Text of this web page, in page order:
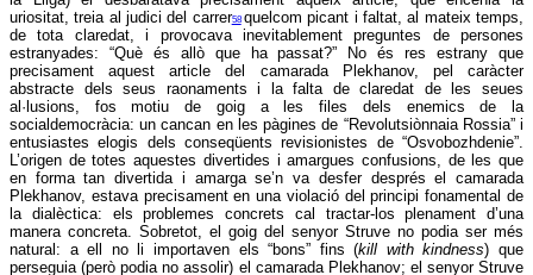
uriositat, treia al judici del carrer58 quelcom picant i faltat, al mateix temps,
de tota claredat, i provocava inevitablement preguntes de persones
estranyades: “Què és allò que ha passat?” No és res estrany que
precisament aquest article del camarada Plekhanov, pel caràcter
abstracte dels seus raonaments i la falta de claredat de les seues
al·lusions, fos motiu de goig a les files dels enemics de la
socialdemocràcia: un cancan en les pàgines de “Revolutsiònnaia Rossia” i
entusiastes elogis dels conseqüents revisionistes de “Osvobozhdenie”.
L’origen de totes aquestes divertides i amargues confusions, de les que
en forma tan divertida i amarga se’n va desfer després el camarada
Plekhanov, estava precisament en una violació del principi fonamental de
la dialèctica: els problemes concrets cal tractar-los plenament d’una
manera concreta. Sobretot, el goig del senyor Struve no podia ser més
natural: a ell no li importaven els “bons” fins (kill with kindness) que
perseguia (però podia no assolir) el camarada Plekhanov; el senyor Struve